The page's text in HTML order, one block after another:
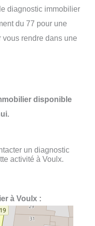
diagnostic immobilier
du 77 pour une
rendre dans une
disponible
un diagnostic
activité à Voulx.
à Voulx :